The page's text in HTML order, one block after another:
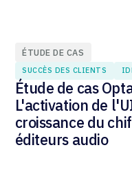
ÉTUDE DE CAS
SUCCÈS DES CLIENTS
Étude de cas
L'activation de
croissance du
éditeurs audio